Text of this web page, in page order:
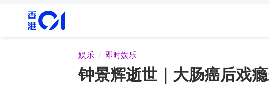
娱乐 即时娱乐
钟景辉逝世｜大肠癌后戏